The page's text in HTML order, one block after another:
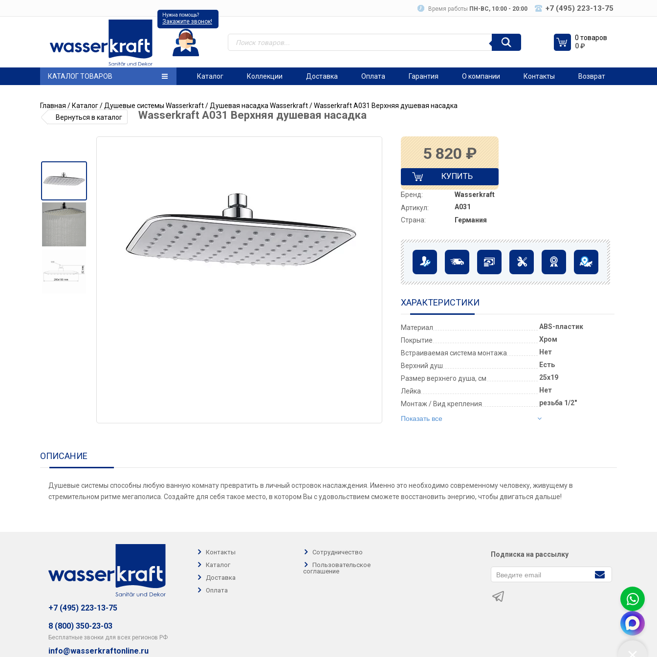
Время работы ПН-ВC, 10:00 - 20:00 +7 (495) 223-13-75
Нужна помощь?
Закажите звонок!
0 товаров
0₽
КАТАЛОГ ТОВАРОВ Каталог Коллекции Доставка Оплата Гарантия О компании Контакты Возврат
Главная / Каталог/ Душевые системы Wasserkraft/ Душевая насадка Wasserkraft/ Wasserkraft A031 Верхняя душевая насадка
Вернуться в каталог
Wasserkraft A031 Верхняя душевая насадка
5 820 ₽
КУПИТЬ
Бренд:
Wasserkraft
Артикул:
A031
Страна:
Германия
ХАРАКТЕРИСТИКИ
Материал
ABS-пластик
Покрытие
Хром
Встраиваемая система монтажа
Нет
Верхний душ
Есть
Размер верxнего душа, см
25x19
Лейка
Нет
Монтаж / Вид крепления
резьба 1/2"
Показать все
ОПИСАНИЕ
Душевые системы способны любую ванную комнату превратить в личный островок наслаждения. Именно это необходимо современному человеку, живущему в
стремительном ритме мегаполиса. Создайте для себя такое место, в котором Вы с удовольствием сможете восстановить энергию, чтобы двигаться дальше!
+7 (495) 223-13-75
8 (800) 350-23-03
Бесплатные звонки для всех регионов РФ
info@wasserkraftonline.ru
Контакты
Каталог
Доставка
Оплата
Сотрудничество
Пользовательское
соглашение
Подписка на рассылку